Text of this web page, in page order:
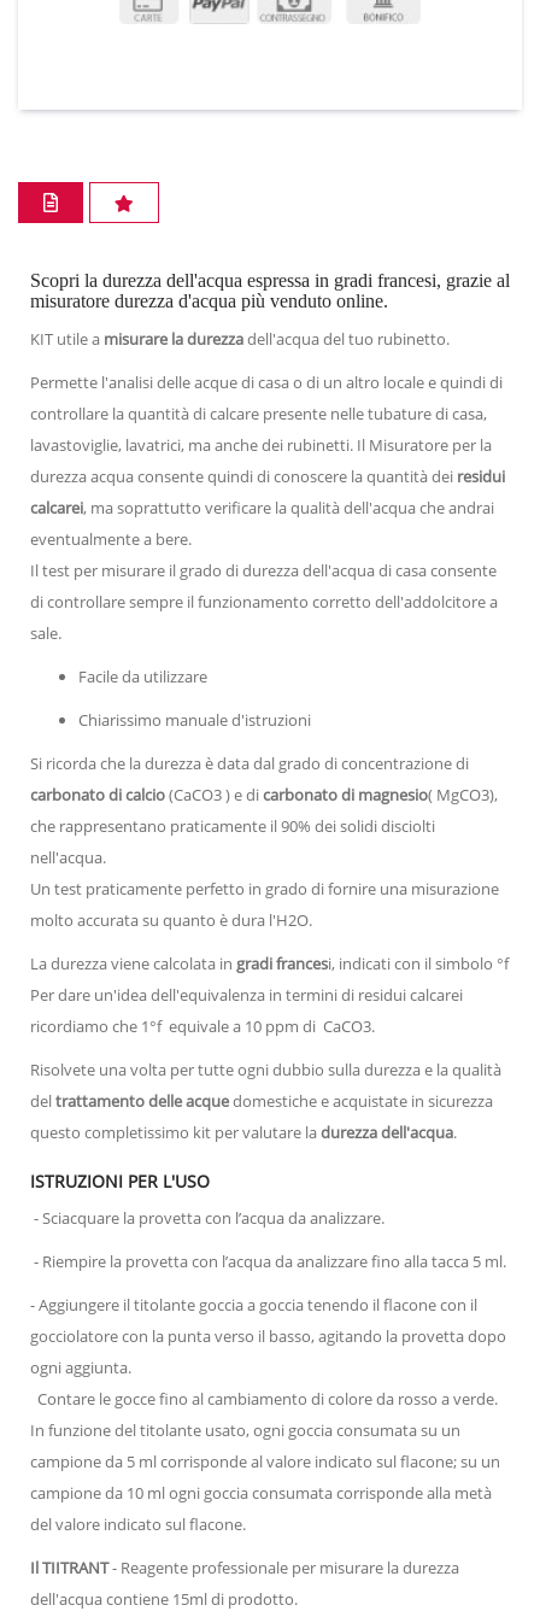
Scopri la durezza dell'acqua espressa in gradi francesi, grazie al
misuratore durezza d'acqua più venduto online.
KIT utile a misurare la durezzadell'acqua del tuo rubinetto.
Permette l'analisi delle acque di casa o di un altro locale e quindi di
controllare la quantità di calcare presente nelle tubature di casa,
lavastoviglie, lavatrici, ma anche dei rubinetti. Il Misuratore per la
durezza acqua consente quindi di conoscere la quantità dei residui
calcarei, ma soprattutto verificare la qualità dell'acqua che andrai
eventualmente a bere.
Il test per misurare il grado di durezza dell'acqua di casa consente
di controllare sempre il funzionamento corretto dell'addolcitore a
sale.
Facile da utilizzare
Chiarissimo manuale d'istruzioni
Si ricorda che la durezza è data dal grado di concentrazione di
carbonato di calcio(CaCO3 ) e dicarbonato di magnesio( MgCO3),
che rappresentano praticamente il 90% dei solidi disciolti
nell'acqua.
Un test praticamente perfetto in grado di fornire una misurazione
molto accurata su quanto è dura l'H2O.
La durezza viene calcolata in gradi francesi, indicati con il simbolo °f
Per dare un'idea dell'equivalenza in termini di residui calcarei
ricordiamo che 1°f equivale a 10 ppm di CaCO3.
Risolvete una volta per tutte ogni dubbio sulla durezza e la qualità
deltrattamento delle acquedomestiche e acquistate in sicurezza
questo completissimo kit per valutare ladurezza dell'acqua.
ISTRUZIONI PER L'USO
- Sciacquare la provetta con l’acqua da analizzare.
- Riempire la provetta con l’acqua da analizzare fino alla tacca 5 ml.
- Aggiungere il titolante goccia a goccia tenendo il flacone con il
gocciolatore con la punta verso il basso, agitando la provetta dopo
ogni aggiunta.
Contare le gocce fino al cambiamento di colore da rosso a verde.
In funzione del titolante usato, ogni goccia consumata su un
campione da 5 ml corrisponde al valore indicato sul flacone; su un
campione da 10 ml ogni goccia consumata corrisponde alla metà
del valore indicato sul flacone.
Il TIITRANT- Reagente professionale per misurare la durezza
dell'acqua contiene 15ml di prodotto.